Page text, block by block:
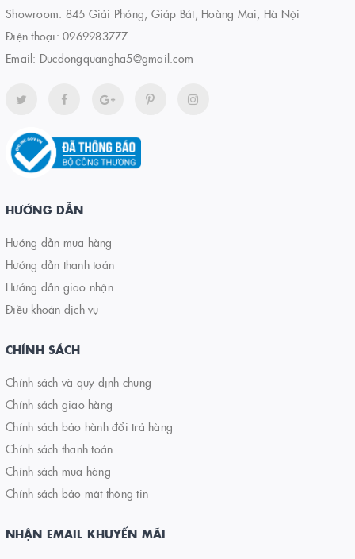
Showroom: 845 Giải Phóng, Giáp Bát, Hoàng Mai, Hà Nội
Điện thoại: 0969983777
Email: Ducdongquangha5@gmail.com
HƯỚNG DẪN
Hướng dẫn mua hàng
Hướng dẫn thanh toán
Hướng dẫn giao nhận
Điều khoản dịch vụ
CHÍNH SÁCH
Chính sách và quy định chung
Chính sách giao hàng
Chính sách bảo hành đổi trả hàng
Chính sách thanh toán
Chính sách mua hàng
Chính sách bảo mật thông tin
NHẬN EMAIL KHUYẾN MÃI